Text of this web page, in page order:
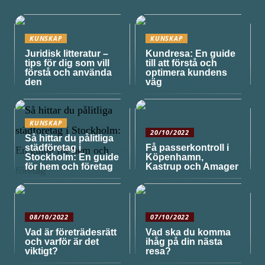
KUNSKAP
Juridisk litteratur –
tips för dig som vill
förstå och använda
den
KUNSKAP
Kundresa: En guide
till att förstå och
optimera kundens
väg
KUNSKAP
Så hittar du pålitliga
städföretag i
Stockholm: En guide
för hem och företag
20/10/2022
Få passerkontroll i
Köpenhamn,
Kastrup och Amager
08/10/2022
Vad är företrädesrätt
och varför är det
viktigt?
07/10/2022
Vad ska du komma
ihåg på din nästa
resa?